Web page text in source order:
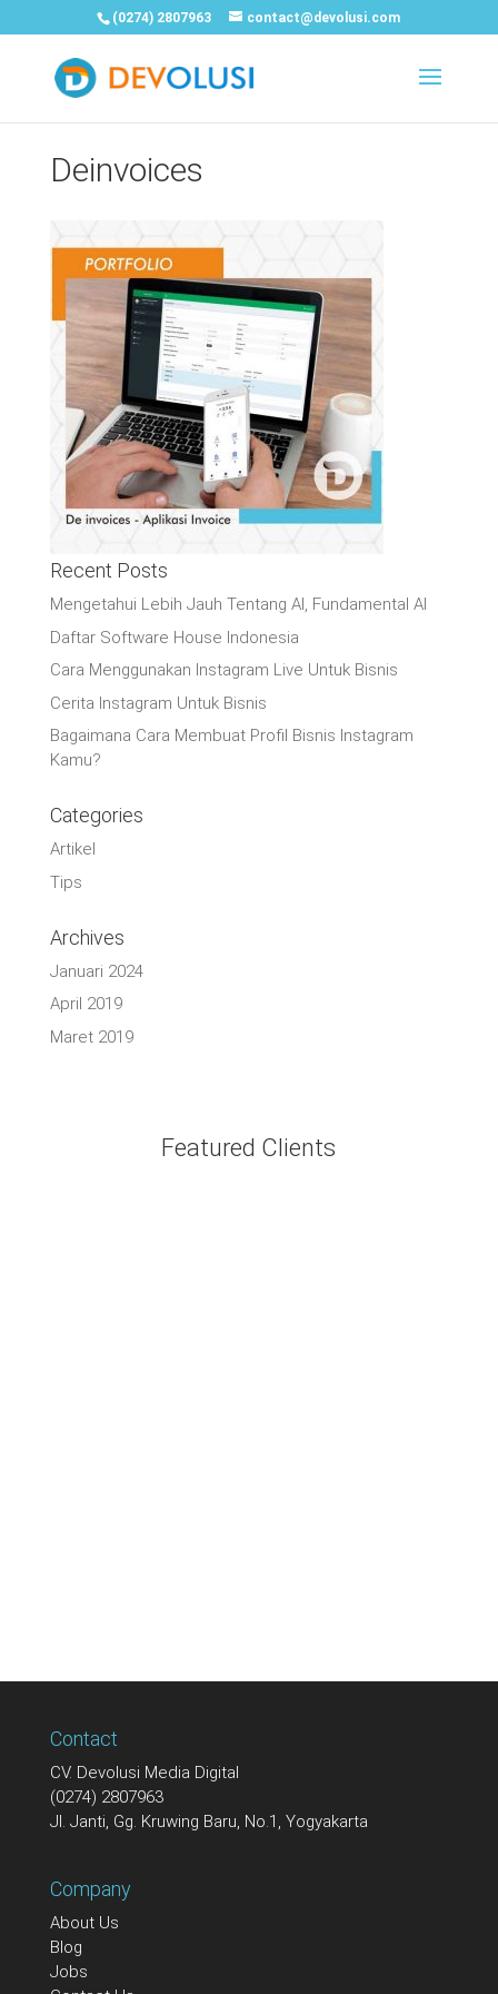
(0274) 2807963 contact@devolusi.com
Deinvoices
Recent Posts
Mengetahui Lebih Jauh Tentang AI, Fundamental AI
Daftar Software House Indonesia
Cara Menggunakan Instagram Live Untuk Bisnis
Cerita Instagram Untuk Bisnis
Bagaimana Cara Membuat Profil Bisnis Instagram
Kamu?
Categories
Artikel
Tips
Archives
Januari 2024
April 2019
Maret 2019
Featured Clients
Contact
CV. Devolusi Media Digital
(0274) 2807963
Jl. Janti, Gg. Kruwing Baru, No.1, Yogyakarta
Company
About Us
Blog
Jobs